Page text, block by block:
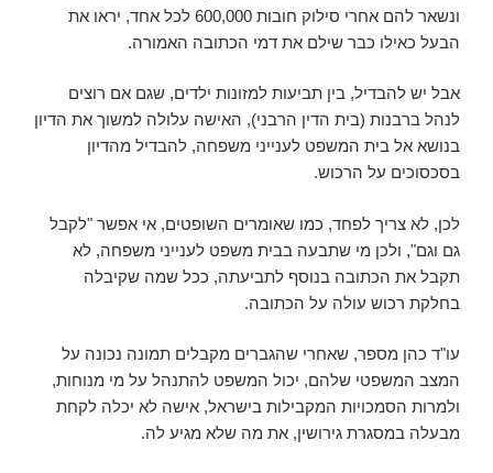
ונשאר להם אחרי סילוק חובות 600,000 לכל אחד, יראו את
הבעל כאילו כבר שילם את דמי הכתובה האמורה.
אבל יש להבדיל, בין תביעות למזונות ילדים, שגם אם רוצים
לנהל ברבנות (בית הדין הרבני), האישה עלולה למשוך את הדיון
בנושא אל בית המשפט לענייני משפחה, להבדיל מהדיון
בסכסוכים על הרכוש.
לכן, לא צריך לפחד, כמו שאומרים השופטים, אי אפשר "לקבל
גם וגם", ולכן מי שתבעה בבית משפט לענייני משפחה, לא
תקבל את הכתובה בנוסף לתביעתה, ככל שמה שקיבלה
בחלקת רכוש עולה על הכתובה.
עו"ד כהן מספר, שאחרי שהגברים מקבלים תמונה נכונה על
המצב המשפטי שלהם, יכול המשפט להתנהל על מי מנוחות,
ולמרות הסמכויות המקבילות בישראל, אישה לא יכלה לקחת
מבעלה במסגרת גירושין, את מה שלא מגיע לה.